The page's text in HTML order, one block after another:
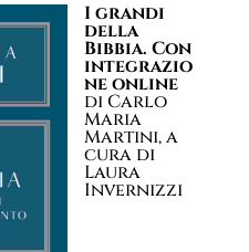
I grandi
della
Bibbia. Con
integrazio
ne online
di Carlo
Maria
Martini, a
cura di
Laura
Invernizzi